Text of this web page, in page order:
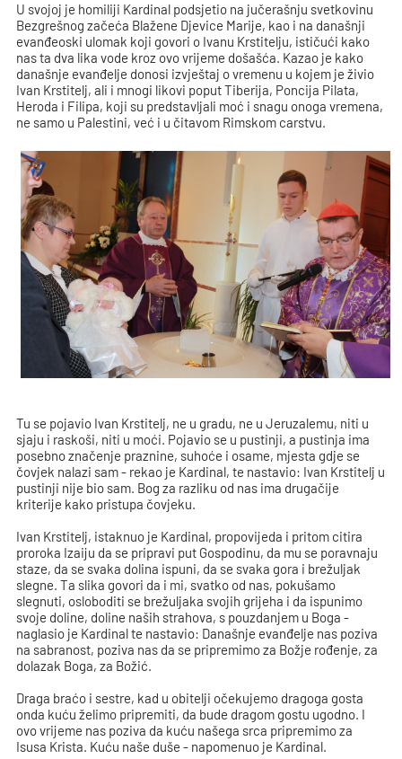
U svojoj je homiliji Kardinal podsjetio na jučerašnju svetkovinu
Bezgrešnog začeća Blažene Djevice Marije, kao i na današnji
evanđeoski ulomak koji govori o Ivanu Krstitelju, ističući kako
nas ta dva lika vode kroz ovo vrijeme došašća. Kazao je kako
današnje evanđelje donosi izvještaj o vremenu u kojem je živio
Ivan Krstitelj, ali i mnogi likovi poput Tiberija, Poncija Pilata,
Heroda i Filipa, koji su predstavljali moć i snagu onoga vremena,
ne samo u Palestini, već i u čitavom Rimskom carstvu.
Tu se pojavio Ivan Krstitelj, ne u gradu, ne u Jeruzalemu, niti u
sjaju i raskoši, niti u moći. Pojavio se u pustinji, a pustinja ima
posebno značenje praznine, suhoće i osame, mjesta gdje se
čovjek nalazi sam - rekao je Kardinal, te nastavio: Ivan Krstitelj u
pustinji nije bio sam. Bog za razliku od nas ima drugačije
kriterije kako pristupa čovjeku.
Ivan Krstitelj, istaknuo je Kardinal, propovijeda i pritom citira
proroka Izaiju da se pripravi put Gospodinu, da mu se poravnaju
staze, da se svaka dolina ispuni, da se svaka gora i brežuljak
slegne. Ta slika govori da i mi, svatko od nas, pokušamo
slegnuti, osloboditi se brežuljaka svojih grijeha i da ispunimo
svoje doline, doline naših strahova, s pouzdanjem u Boga -
naglasio je Kardinal te nastavio: Današnje evanđelje nas poziva
na sabranost, poziva nas da se pripremimo za Božje rođenje, za
dolazak Boga, za Božić.
Draga braćo i sestre, kad u obitelji očekujemo dragoga gosta
onda kuću želimo pripremiti, da bude dragom gostu ugodno. I
ovo vrijeme nas poziva da kuću našega srca pripremimo za
Isusa Krista. Kuću naše duše - napomenuo je Kardinal.